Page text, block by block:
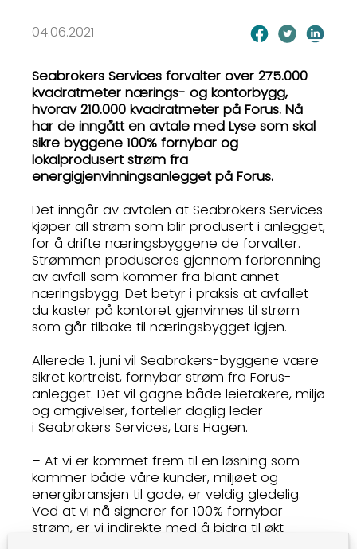
04.06.2021
Seabrokers Services forvalter over 275.000
kvadratmeter nærings- og kontorbygg,
hvorav 210.000 kvadratmeter på Forus. Nå
har de inngått en avtale med Lyse som skal
sikre byggene 100% fornybar og
lokalprodusert strøm fra
energigjenvinningsanlegget på Forus.
Det inngår av avtalen at Seabrokers Services
kjøper all strøm som blir produsert i anlegget,
for å drifte næringsbyggene de forvalter.
Strømmen produseres gjennom forbrenning
av avfall som kommer fra blant annet
næringsbygg. Det betyr i praksis at avfallet
du kaster på kontoret gjenvinnes til strøm
som går tilbake til næringsbygget igjen.
Allerede 1. juni vil Seabrokers-byggene være
sikret kortreist, fornybar strøm fra Forus-
anlegget. Det vil gagne både leietakere, miljø
og omgivelser, forteller daglig leder
i Seabrokers Services, Lars Hagen.
– At vi er kommet frem til en løsning som
kommer både våre kunder, miljøet og
energibransjen til gode, er veldig gledelig.
Ved at vi nå signerer for 100% fornybar
strøm, er vi indirekte med å bidra til økt